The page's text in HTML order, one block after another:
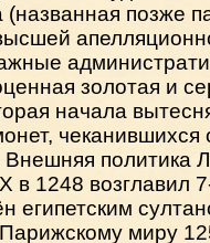
(названная позже
золотая и
начала
чеканившихся
политика
в 1248 возглавил
египетским
миру